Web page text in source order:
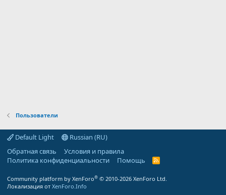
Пользователи
Default Light
Russian (RU)
Обратная связь
Условия и правила
Политика конфиденциальности
Помощь
R
Community platform by XenForo® © 2010-2026 XenForo Ltd.
Локализация от XenForo.Info